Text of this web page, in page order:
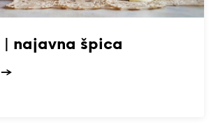
| najavna špica
→